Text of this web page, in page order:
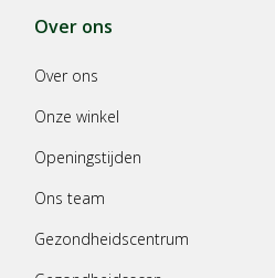
Over ons
Over ons
Onze winkel
Openingstijden
Ons team
Gezondheidscentrum